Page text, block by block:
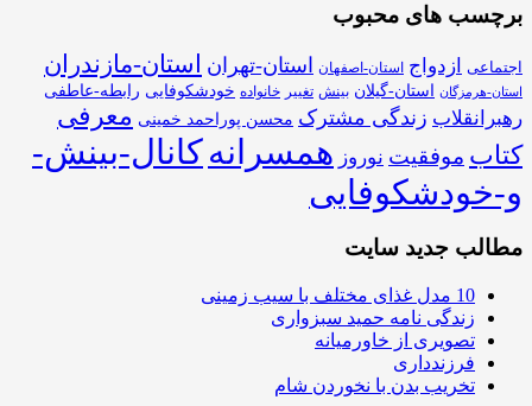
برچسب های محبوب
اجتماعی ازدواج استان-اصفهان استان-تهران استان-مازندران
استان-هرمزگان استان-گیلان بینش تغییر خانواده خودشکوفایی رابطه-عاطفی
رهبرانقلاب زندگی مشترک محسن پوراحمد خمینی معرفی
کتاب موفقیت نوروز همسرانهکانال-بینش-
و-خودشکوفایی
مطالب جدید سایت
10 مدل غذای مختلف با سیب زمینی
زندگی نامه حمید سبزواری
تصویری از خاورمیانه
فرزندداری
تخریب بدن با نخوردن شام